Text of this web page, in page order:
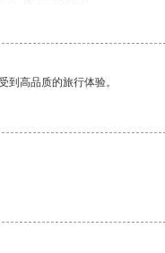
到高品质的旅行体验。